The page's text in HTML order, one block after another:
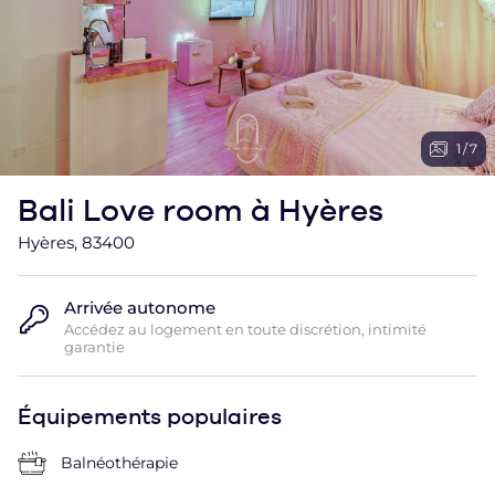
1 /7
Bali Love room à Hyères
Hyères, 83400
Arrivée autonome
Accédez au logement en toute discrétion, intimité
garantie
Équipements populaires
Balnéothérapie